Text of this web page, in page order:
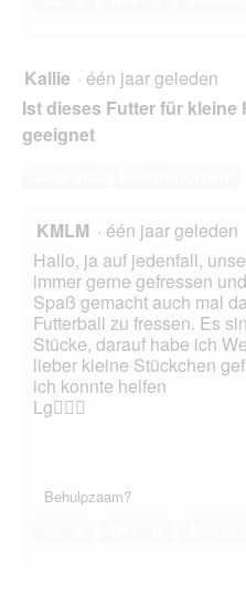
Kallie · één jaar geleden
Ist dieses Futter für kleine
geeignet
KMLM · één jaar geleden
Hallo, ja auf jedenfall,
immer gerne gefressen
Spaß gemacht auch mal
Futterball zu fressen. Es
Stücke, darauf habe ich
lieber kleine Stückchen
ich konnte helfen
Lg🙋🏼‍♀️
Behulpzaam?